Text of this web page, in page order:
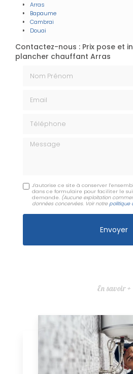
Arras
Bapaume
Cambrai
Douai
Contactez-nous : Prix pose et
plancher chauffant Arras
Message
J'autorise ce site à conserver
dans ce formulaire pour faciliter le
demande. (Aucune exploitation
données concervées. Voir notrepolitique
En savoir +